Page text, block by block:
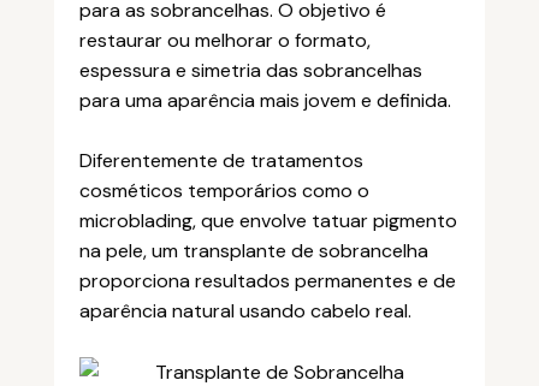
para as sobrancelhas. O objetivo é
restaurar ou melhorar o formato,
espessura e simetria das sobrancelhas
para uma aparência mais jovem e definida.
Diferentemente de tratamentos
cosméticos temporários como o
microblading, que envolve tatuar pigmento
na pele, um transplante de sobrancelha
proporciona resultados permanentes e de
aparência natural usando cabelo real.